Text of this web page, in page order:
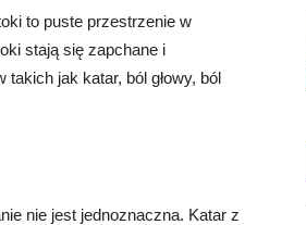
to puste przestrzenie w
stają się zapchane i
jak katar, ból głowy, ból
nie jest jednoznaczna. Katar z